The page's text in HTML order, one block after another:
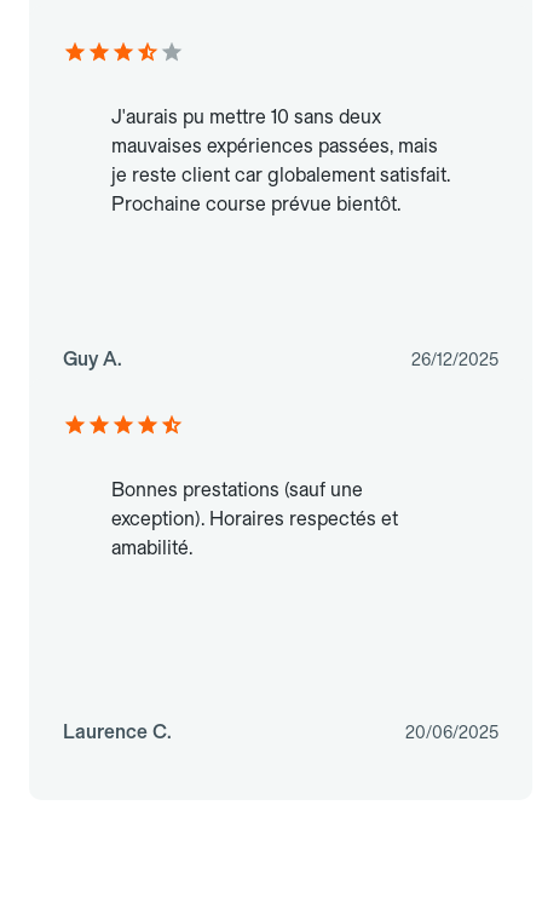
J'aurais pu mettre 10 sans deux
mauvaises expériences passées, mais
je reste client car globalement satisfait.
Prochaine course prévue bientôt.
Guy A. 26/12/2025
Bonnes prestations (sauf une
exception). Horaires respectés et
amabilité.
Laurence C. 20/06/2025